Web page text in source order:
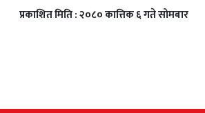
प्रकाशित मिति : २०८० कात्तिक ६ गते सोमबार